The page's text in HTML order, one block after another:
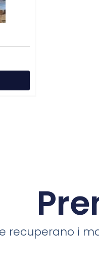
recuperano i